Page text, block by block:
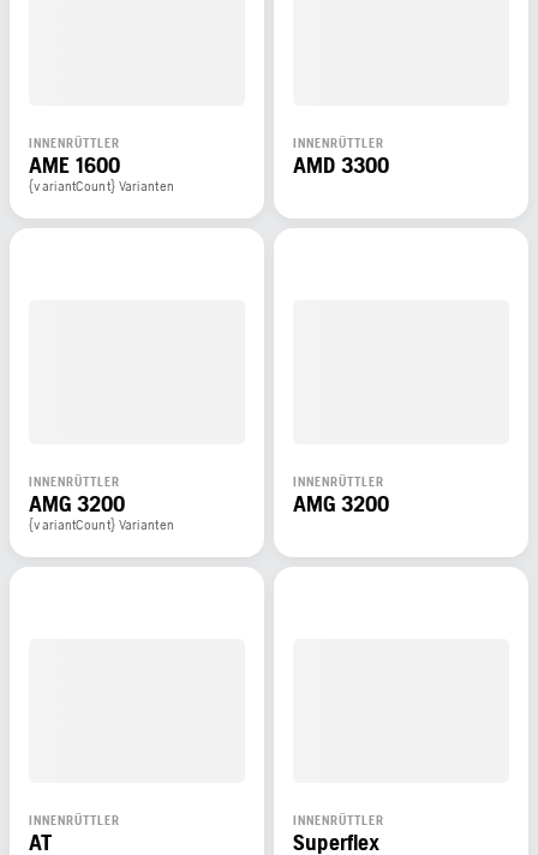
INNENRÜTTLER
AME 1600
{variantCount} Varianten
INNENRÜTTLER
AMD 3300
INNENRÜTTLER
AMG 3200
{variantCount} Varianten
INNENRÜTTLER
AMG 3200
INNENRÜTTLER
AT
INNENRÜTTLER
Superflex